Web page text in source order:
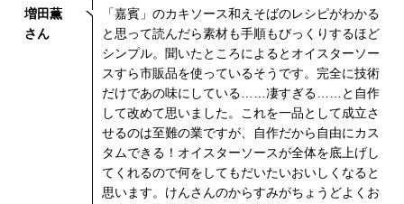
増田薫
さん
「嘉賓」のカキソース和えそばのレシピがわかる
と思って読んだら素材も手順もびっくりするほど
シンプル。聞いたところによるとオイスターソー
スすら市販品を使っているそうです。完全に技術
だけであの味にしている……凄すぎる……と自作
して改めて思いました。これを一品として成立さ
せるのは至難の業ですが、自作だから自由にカス
タムできる！オイスターソースが全体を底上げし
てくれるので何をしてもだいたいおいしくなると
思います。けんさんのからすみがちょうどよくお